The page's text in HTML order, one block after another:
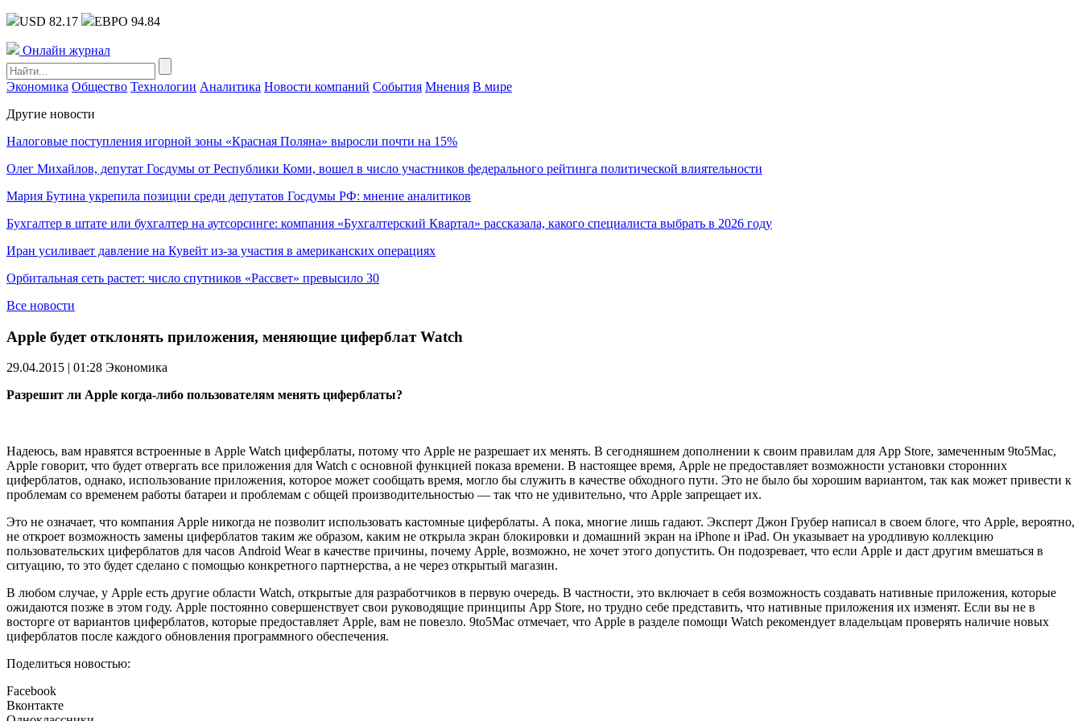
USD 82.17 ЕВРО 94.84
Онлайн журнал
Экономика Общество Технологии Аналитика Новости компаний События Мнения В мире
Другие новости
Налоговые поступления игорной зоны «Красная Поляна» выросли почти на 15%
Олег Михайлов, депутат Госдумы от Республики Коми, вошел в число участников федерального рейтинга политической влиятельности
Мария Бутина укрепила позиции среди депутатов Госдумы РФ: мнение аналитиков
Бухгалтер в штате или бухгалтер на аутсорсинге: компания «Бухгалтерский Квартал» рассказала, какого специалиста выбрать в 2026 году
Иран усиливает давление на Кувейт из-за участия в американских операциях
Орбитальная сеть растет: число спутников «Рассвет» превысило 30
Все новости
Apple будет отклонять приложения, меняющие циферблат Watch
29.04.2015 | 01:28 Экономика
Разрешит ли Apple когда-либо пользователям менять циферблаты?
Надеюсь, вам нравятся встроенные в Apple Watch циферблаты, потому что Apple не разрешает их менять. В сегодняшнем дополнении к своим правилам для App Store, замеченным 9to5Mac,
Apple говорит, что будет отвергать все приложения для Watch с основной функцией показа времени. В настоящее время, Apple не предоставляет возможности установки сторонних
циферблатов, однако, использование приложения, которое может сообщать время, могло бы служить в качестве обходного пути. Это не было бы хорошим вариантом, так как может привести к
проблемам со временем работы батареи и проблемам с общей производительностью — так что не удивительно, что Apple запрещает их.
Это не означает, что компания Apple никогда не позволит использовать кастомные циферблаты. А пока, многие лишь гадают. Эксперт Джон Грубер написал в своем блоге, что Apple, вероятно,
не откроет возможность замены циферблатов таким же образом, каким не открыла экран блокировки и домашний экран на iPhone и iPad. Он указывает на уродливую коллекцию
пользовательских циферблатов для часов Android Wear в качестве причины, почему Apple, возможно, не хочет этого допустить. Он подозревает, что если Apple и даст другим вмешаться в
ситуацию, то это будет сделано с помощью конкретного партнерства, а не через открытый магазин.
В любом случае, у Apple есть другие области Watch, открытые для разработчиков в первую очередь. В частности, это включает в себя возможность создавать нативные приложения, которые
ожидаются позже в этом году. Apple постоянно совершенствует свои руководящие принципы App Store, но трудно себе представить, что нативные приложения их изменят. Если вы не в
восторге от вариантов циферблатов, которые предоставляет Apple, вам не повезло. 9to5Mac отмечает, что Apple в разделе помощи Watch рекомендует владельцам проверять наличие новых
циферблатов после каждого обновления программного обеспечения.
Поделиться новостью:
Facebook
Вконтакте